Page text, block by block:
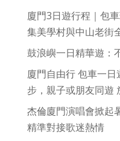
廈門3日遊行程｜包
集美學村與中山老街
鼓浪嶼一日精華遊：
廈門自由行 包車一
步，親子或朋友同遊
杰倫廈門演唱會掀起
精準對接歌迷熱情